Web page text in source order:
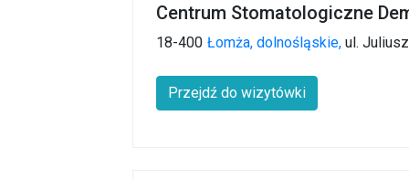
Centrum Stomatologiczne
18-400 Łomża, dolnośląskie, ul.
Przejdź do wizytówki